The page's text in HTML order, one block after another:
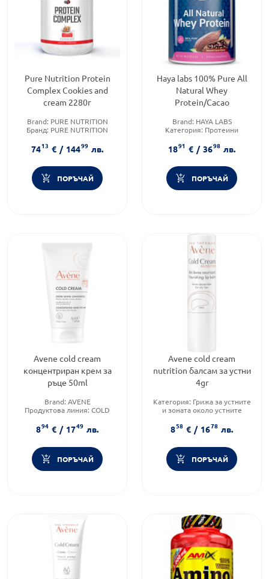
Pure Nutrition Protein
Complex Cookies and
cream 2280г
Brand: PURE NUTRITION
Бранд: PURE NUTRITION
7413 € / 14499 лв.
ПОРЪЧАЙ
Haya labs 100% Pure All
Natural Whey
Protein/Cacao
Brand: HAYA LABS
Категория: Протеини
1891 € / 3698 лв.
ПОРЪЧАЙ
Avene cold cream
концентриран крем за
ръце 50ml
Brand: AVENE
Продуктова линия: COLD
Форма на продукта:крем
894 € / 1749 лв.
ПОРЪЧАЙ
Avene cold cream
nutrition балсам за устни
4gr
Категория: Грижа за устните
и зоната около устните
Форма на продукта:балсам
за устни
858 € / 1678 лв.
ПОРЪЧАЙ